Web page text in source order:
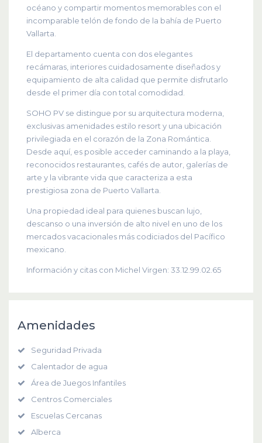
océano y compartir momentos memorables con el
incomparable telón de fondo de la bahía de Puerto
Vallarta.
El departamento cuenta con dos elegantes
recámaras, interiores cuidadosamente diseñados y
equipamiento de alta calidad que permite disfrutarlo
desde el primer día con total comodidad.
SOHO PV se distingue por su arquitectura moderna,
exclusivas amenidades estilo resort y una ubicación
privilegiada en el corazón de la Zona Romántica.
Desde aquí, es posible acceder caminando a la playa,
reconocidos restaurantes, cafés de autor, galerías de
arte y la vibrante vida que caracteriza a esta
prestigiosa zona de Puerto Vallarta.
Una propiedad ideal para quienes buscan lujo,
descanso o una inversión de alto nivel en uno de los
mercados vacacionales más codiciados del Pacífico
mexicano.
Información y citas con Michel Virgen: 33.12.99.02.65
Amenidades
Seguridad Privada
Calentador de agua
Área de Juegos Infantiles
Centros Comerciales
Escuelas Cercanas
Alberca